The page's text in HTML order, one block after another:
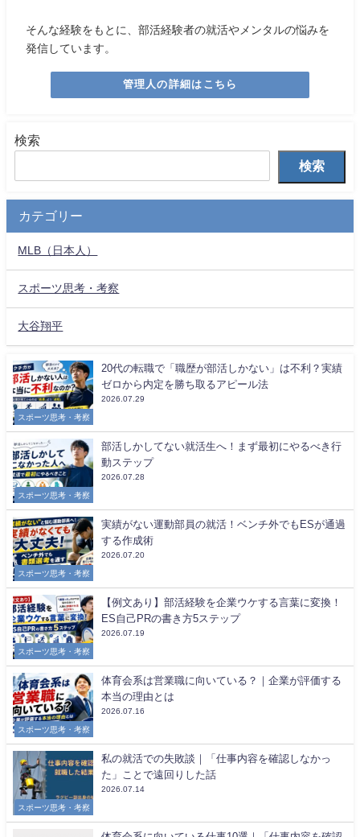
そんな経験をもとに、部活経験者の就活やメンタルの悩みを
発信しています。
管理人の詳細はこちら
検索
検索
カテゴリー
MLB（日本人）
スポーツ思考・考察
大谷翔平
スポーツ思考・考察
20代の転職で「職歴が部活しかない」は不利？実績
ゼロから内定を勝ち取るアピール法
2026.07.29
スポーツ思考・考察
部活しかしてない就活生へ！まず最初にやるべき行
動ステップ
2026.07.28
スポーツ思考・考察
実績がない運動部員の就活！ベンチ外でもESが通過
する作成術
2026.07.20
スポーツ思考・考察
【例文あり】部活経験を企業ウケする言葉に変換！
ES自己PRの書き方5ステップ
2026.07.19
スポーツ思考・考察
体育会系は営業職に向いている？｜企業が評価する
本当の理由とは
2026.07.16
スポーツ思考・考察
私の就活での失敗談｜「仕事内容を確認しなかっ
た」ことで遠回りした話
2026.07.14